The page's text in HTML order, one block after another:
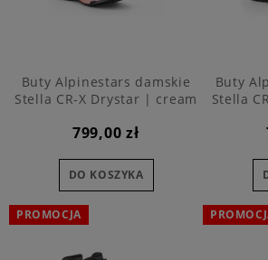
Buty Alpinestars damskie
Stella CR-X Drystar | cream
799,00 zł
DO KOSZYKA
Buty
Stella
PROMOCJA